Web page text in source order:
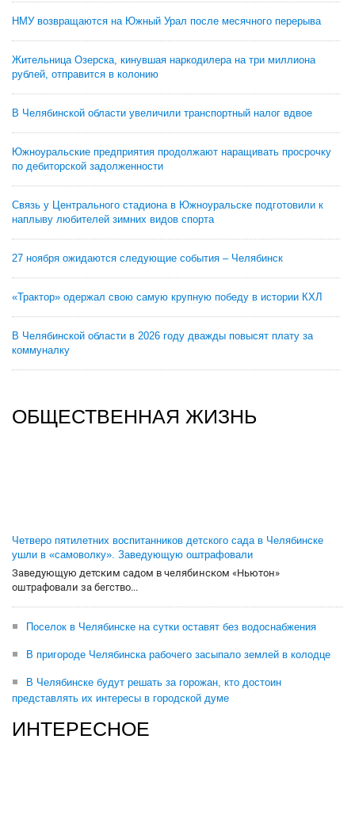
НМУ возвращаются на Южный Урал после месячного перерыва
Жительница Озерска, кинувшая наркодилера на три миллиона
рублей, отправится в колонию
В Челябинской области увеличили транспортный налог вдвое
Южноуральские предприятия продолжают наращивать просрочку
по дебиторской задолженности
Связь у Центрального стадиона в Южноуральске подготовили к
наплыву любителей зимних видов спорта
27 ноября ожидаются следующие события – Челябинск
«Трактор» одержал свою самую крупную победу в истории КХЛ
В Челябинской области в 2026 году дважды повысят плату за
коммуналку
ОБЩЕСТВЕННАЯ ЖИЗНЬ
Четверо пятилетних воспитанников детского сада в Челябинске
ушли в «самоволку». Заведующую оштрафовали
Заведующую детским садом в челябинском «Ньютон»
оштрафовали за бегство...
Поселок в Челябинске на сутки оставят без водоснабжения
В пригороде Челябинска рабочего засыпало землей в колодце
В Челябинске будут решать за горожан, кто достоин
представлять их интересы в городской думе
ИНТЕРЕСНОЕ